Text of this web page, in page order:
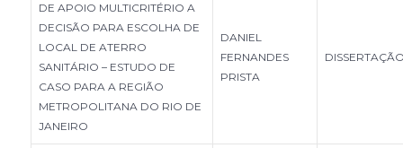
DE APOIO MULTICRITÉRIO A
DECISÃO PARA ESCOLHA DE
LOCAL DE ATERRO
SANITÁRIO – ESTUDO DE
CASO PARA A REGIÃO
METROPOLITANA DO RIO DE
JANEIRO
DANIEL
FERNANDES
PRISTA